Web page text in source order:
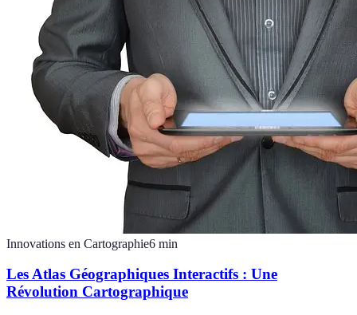
Innovations en Cartographie6 min
Les Atlas Géographiques Interactifs : Une
Révolution Cartographique